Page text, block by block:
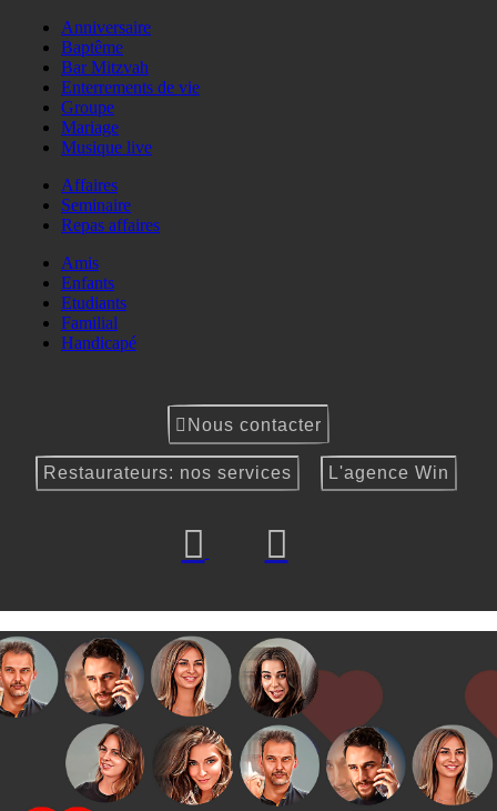
Anniversaire
Baptême
Bar Mitzvah
Enterrements de vie
Groupe
Mariage
Musique live
Affaires
Seminaire
Repas affaires
Amis
Enfants
Etudiants
Familial
Handicapé
Nous contacter
Restaurateurs: nos services L'agence Win